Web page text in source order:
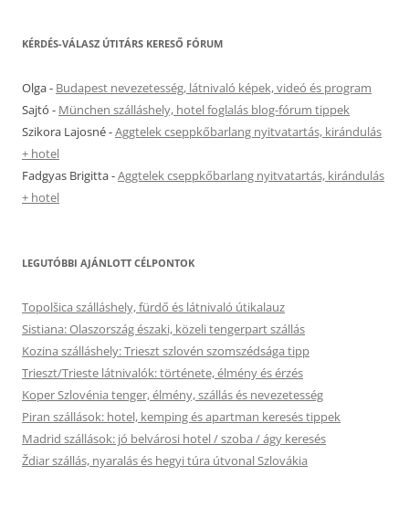
KÉRDÉS-VÁLASZ ÚTITÁRS KERESŐ FÓRUM
Olga- Budapest nevezetesség, látnivaló képek, videó és program
Sajtó - München szálláshely, hotel foglalás blog-fórum tippek
Szikora Lajosné-Aggtelek cseppkőbarlang nyitvatartás, kirándulás
+ hotel
Fadgyas Brigitta-Aggtelek cseppkőbarlang nyitvatartás, kirándulás
+ hotel
LEGUTÓBBI AJÁNLOTT CÉLPONTOK
Topolšica szálláshely, fürdő és látnivaló útikalauz
Sistiana: Olaszország északi, közeli tengerpart szállás
Kozina szálláshely: Trieszt szlovén szomszédsága tipp
Trieszt/Trieste látnivalók: története, élmény és érzés
Koper Szlovénia tenger, élmény, szállás és nevezetesség
Piran szállások: hotel, kemping és apartman keresés tippek
Madrid szállások: jó belvárosi hotel / szoba / ágy keresés
Ždiar szállás, nyaralás és hegyi túra útvonal Szlovákia